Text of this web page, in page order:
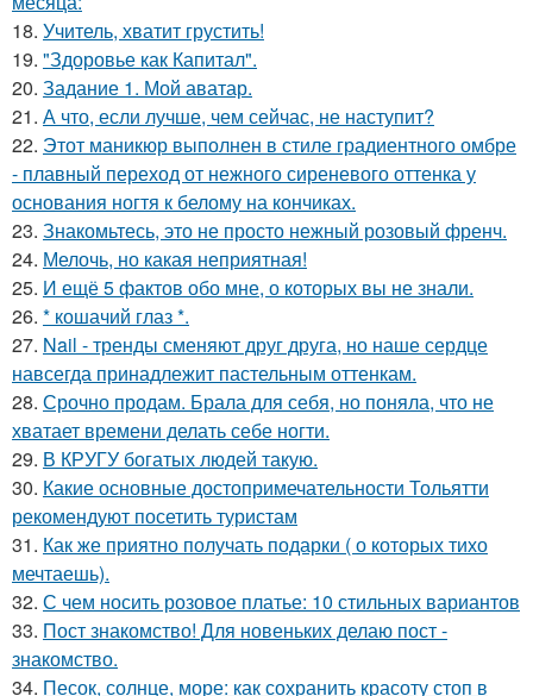
18. Учитель, хватит грустить!
19. "Здоровье как Капитал".
20. Задание 1. Мой аватар.
21. А что, если лучше, чем сейчас, не наступит?
22. Этот маникюр выполнен в стиле градиентного омбре
- плавный переход от нежного сиреневого оттенка у
основания ногтя к белому на кончиках.
23. Знакомьтесь, это не просто нежный розовый френч.
24. Мелочь, но какая неприятная!
25. И ещё 5 фактов обо мне, о которых вы не знали.
26. * кошачий глаз *.
27. Nail - тренды сменяют друг друга, но наше сердце
навсегда принадлежит пастельным оттенкам.
28. Срочно продам. Брала для себя, но поняла, что не
хватает времени делать себе ногти.
29. В КРУГУ богатых людей такую.
30. Какие основные достопримечательности Тольятти
рекомендуют посетить туристам
31. Как же приятно получать подарки ( о которых тихо
мечтаешь).
32. С чем носить розовое платье: 10 стильных вариантов
33. Пост знакомство! Для новеньких делаю пост -
знакомство.
34. Песок, солнце, море: как сохранить красоту стоп в